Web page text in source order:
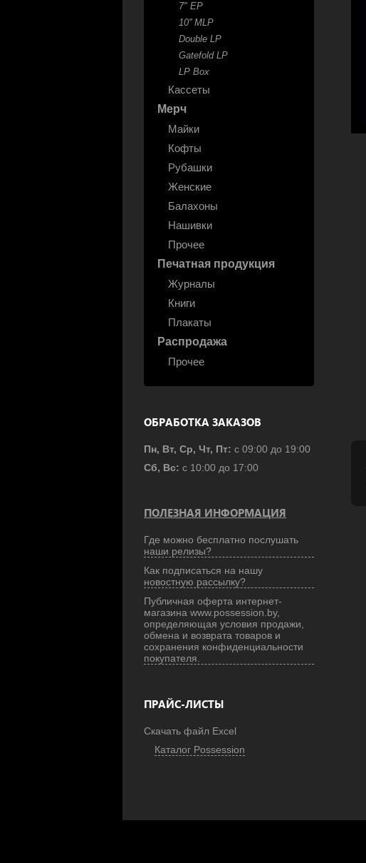
7" EP
10'' MLP
Double LP
Gatefold LP
LP Box
Кассеты
Мерч
Майки
Кофты
Рубашки
Женские
Балахоны
Нашивки
Прочее
Печатная продукция
Журналы
Книги
Плакаты
Распродажа
Прочее
ОБРАБОТКА ЗАКАЗОВ
Пн, Вт, Ср, Чт, Пт: с 09:00 до 19:00
Сб, Вс: с 10:00 до 17:00
ПОЛЕЗНАЯ ИНФОРМАЦИЯ
Где можно бесплатно послушать
наши релизы?
Как подписаться на нашу
новостную рассылку?
Публичная оферта интернет-
магазина www.possession.by,
определяющая условия продажи,
обмена и возврата товаров и
сохранения конфиденциальности
покупателя.
ПРАЙС-ЛИСТЫ
Скачать файл Excel
Каталог Possession